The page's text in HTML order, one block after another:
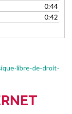
0:44
0:42
libre-de-droit-